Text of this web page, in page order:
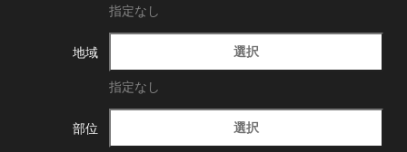
指定なし
地域 選択
指定なし
部位 選択